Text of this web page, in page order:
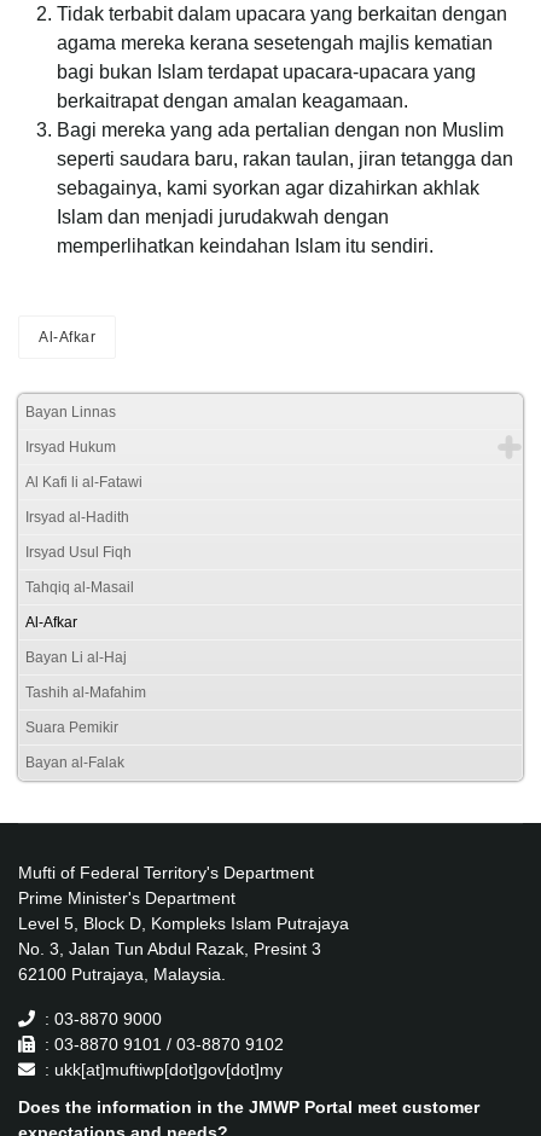
Tidak terbabit dalam upacara yang berkaitan dengan
agama mereka kerana sesetengah majlis kematian
bagi bukan Islam terdapat upacara-upacara yang
berkaitrapat dengan amalan keagamaan.
Bagi mereka yang ada pertalian dengan non Muslim
seperti saudara baru, rakan taulan, jiran tetangga dan
sebagainya, kami syorkan agar dizahirkan akhlak
Islam dan menjadi jurudakwah dengan
memperlihatkan keindahan Islam itu sendiri.
Al-Afkar
Bayan Linnas
Irsyad Hukum
Al Kafi li al-Fatawi
Irsyad al-Hadith
Irsyad Usul Fiqh
Tahqiq al-Masail
Al-Afkar
Bayan Li al-Haj
Tashih al-Mafahim
Suara Pemikir
Bayan al-Falak
Mufti of Federal Territory's Department
Prime Minister's Department
Level 5, Block D, Kompleks Islam Putrajaya
No. 3, Jalan Tun Abdul Razak, Presint 3
62100 Putrajaya, Malaysia.
: 03-8870 9000
: 03-8870 9101 / 03-8870 9102
: ukk[at]muftiwp[dot]gov[dot]my
Does the information in the JMWP Portal meet customer